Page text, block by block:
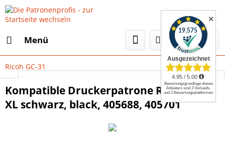
Menü
Select Language▼
Ricoh GC-31
Kompatible Druckerpatrone Ricoh GC-31
XL schwarz, black, 405688, 405701
✕